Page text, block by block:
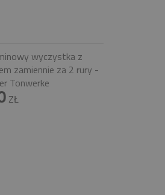
wyczystka z
zamiennie za 2 rury -
Tonwerke
ZŁ